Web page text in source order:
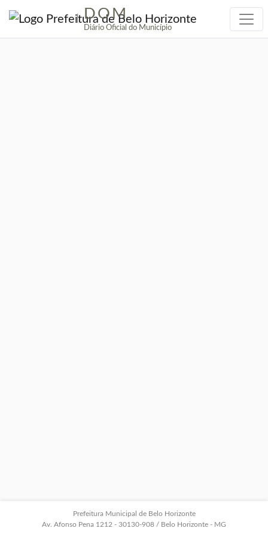
| DOM
Diário Oficial do Município
Prefeitura Municipal de Belo Horizonte
Av. Afonso Pena 1212 - 30130-908 / Belo Horizonte - MG